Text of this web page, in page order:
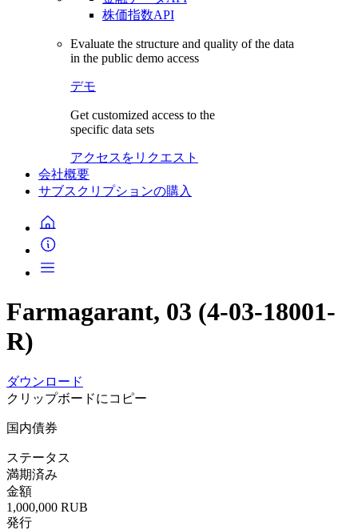
株価指数API
Evaluate the structure and quality of the data
in the public demo access
デモ
Get customized access to the
specific data sets
アクセスをリクエスト
会社概要
サブスクリプションの購入
Farmagarant, 03 (4-03-18001-
R)
ダウンロード
クリップボードにコピー
国内債券
ステータス
満期済み
金額
1,000,000 RUB
発行